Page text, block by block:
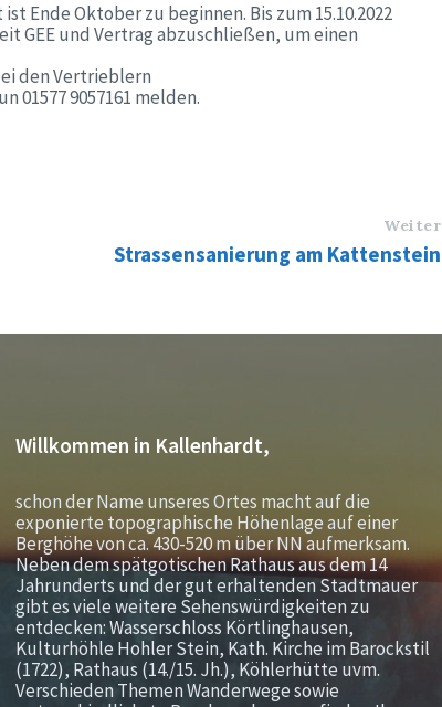
Ende Oktober zu beginnen. Bis zum 15.10.2022
GEE und Vertrag abzuschließen, um einen
den Vertrieblern
01577 9057161 melden.
Weiter
Strassensanierung am Kattenstein
Willkommen in Kallenhardt,
schon der Name unseres Ortes macht auf die
exponierte topographische Höhenlage auf einer
Berghöhe von ca. 430-520 m über NN aufmerksam.
Neben dem spätgotischen Rathaus aus dem 14
Jahrunderts und der gut erhaltenden Stadtmauer
gibt es viele weitere Sehenswürdigkeiten zu
entdecken: Wasserschloss Körtlinghausen,
Kulturhöhle Hohler Stein, Kath. Kirche im Barockstil
(1722), Rathaus (14./15. Jh.), Köhlerhütte uvm.
Verschieden Themen Wanderwege sowie